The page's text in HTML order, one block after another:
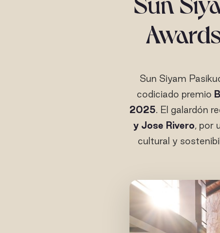
Sun Siyam
codiciado premio
2025. El galardón
y Jose Rivero, por
cultural y